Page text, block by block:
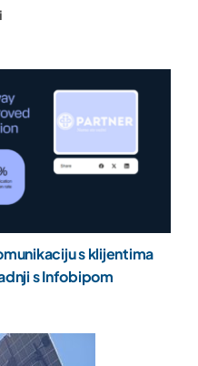
s klijentima
s Infobipom